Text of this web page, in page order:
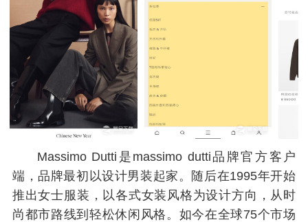
Massimo Dutti是massimo dutti品牌官方客户
端，品牌最初以设计男装起家。随后在1995年开始
推出女士服装，以各式女装风格为设计方向，从时
尚都市路线到轻松休闲风格。如今在全球75个市场